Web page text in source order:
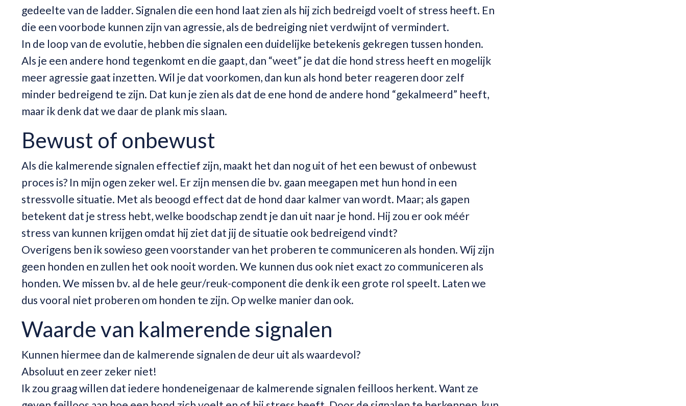
gedeelte van de ladder. Signalen die een hond laat zien als hij zich bedreigd voelt of stress heeft. En
die een voorbode kunnen zijn van agressie, als de bedreiging niet verdwijnt of vermindert.
In de loop van de evolutie, hebben die signalen een duidelijke betekenis gekregen tussen honden.
Als je een andere hond tegenkomt en die gaapt, dan “weet” je dat die hond stress heeft en mogelijk
meer agressie gaat inzetten. Wil je dat voorkomen, dan kun als hond beter reageren door zelf
minder bedreigend te zijn. Dat kun je zien als dat de ene hond de andere hond “gekalmeerd” heeft,
maar ik denk dat we daar de plank mis slaan.
Bewust of onbewust
Als die kalmerende signalen effectief zijn, maakt het dan nog uit of het een bewust of onbewust
proces is? In mijn ogen zeker wel. Er zijn mensen die bv. gaan meegapen met hun hond in een
stressvolle situatie. Met als beoogd effect dat de hond daar kalmer van wordt. Maar; als gapen
betekent dat je stress hebt, welke boodschap zendt je dan uit naar je hond. Hij zou er ook méér
stress van kunnen krijgen omdat hij ziet dat jij de situatie ook bedreigend vindt?
Overigens ben ik sowieso geen voorstander van het proberen te communiceren als honden. Wij zijn
geen honden en zullen het ook nooit worden. We kunnen dus ook niet exact zo communiceren als
honden. We missen bv. al de hele geur/reuk-component die denk ik een grote rol speelt. Laten we
dus vooral niet proberen om honden te zijn. Op welke manier dan ook.
Waarde van kalmerende signalen
Kunnen hiermee dan de kalmerende signalen de deur uit als waardevol?
Absoluut en zeer zeker niet!
Ik zou graag willen dat iedere hondeneigenaar de kalmerende signalen feilloos herkent. Want ze